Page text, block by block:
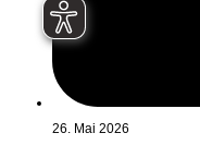
26. Mai 2026